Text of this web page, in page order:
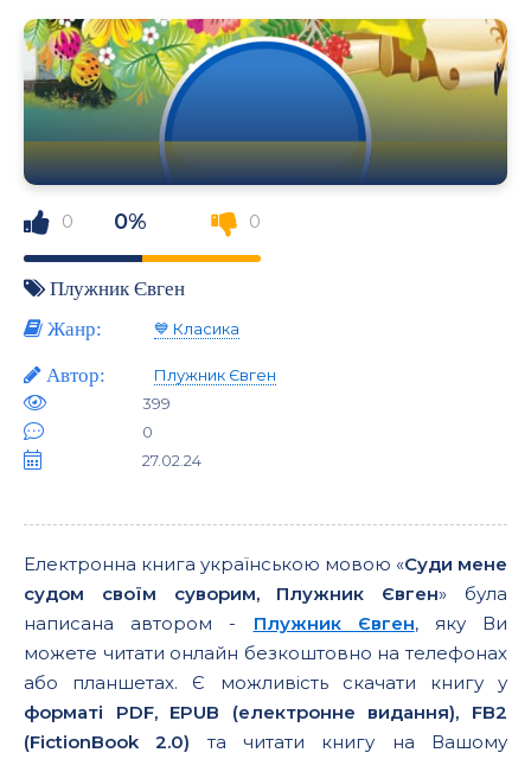
0 0% 0
Плужник Євген
Жанр:
💙 Класика
Автор:
Плужник Євген
399
0
27.02.24
Електронна книга українською мовою «Суди мене
судом своїм суворим, Плужник Євген» була
написана автором - Плужник Євген, яку Ви
можете читати онлайн безкоштовно на телефонах
або планшетах. Є можливість скачати книгу у
форматі PDF, EPUB (електронне видання), FB2
(FictionBook 2.0) та читати книгу на Вашому